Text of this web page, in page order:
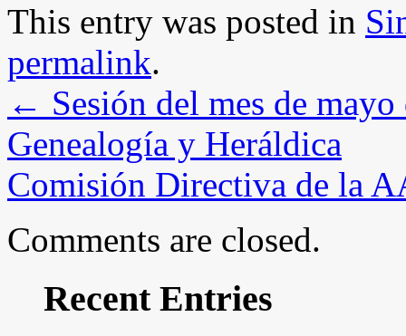
This entry was posted in
permalink.
← Sesión del mes de
Genealogía y Heráldica
Comisión Directiva de la
Comments are closed.
Recent Entries